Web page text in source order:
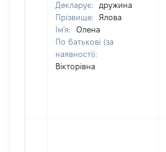
Декларує:
дружина
Прізвище:
Ялова
Ім'я:
Олена
По батькові (за
наявності):
Вікторівна